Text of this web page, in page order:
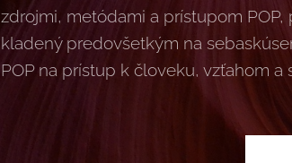
zdrojmi, metódami a prístupom
kladený predovšetkým na
POP na prístup k človeku, vzťahom a